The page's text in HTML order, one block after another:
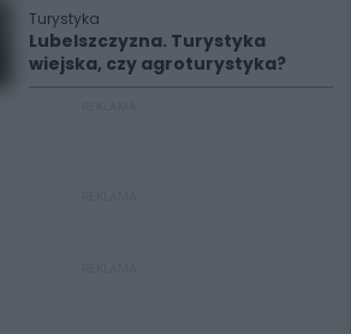
Turystyka
Lubelszczyzna. Turystyka
wiejska, czy agroturystyka?